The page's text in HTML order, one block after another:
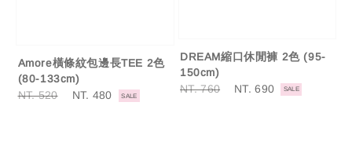
Amore橫條紋包邊長TEE 2色
(80-133cm)
Regular
NT. 520
Sale
NT. 480 SALE
DREAM縮口休閒褲 2色 (95-
150cm)
Regular
NT. 760
Sale
NT. 690 SALE